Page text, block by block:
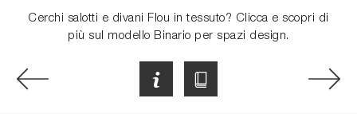
Cerchi salotti e divani Flou in tessuto? Clicca e scopri di
più sul modello Binario per spazi design.